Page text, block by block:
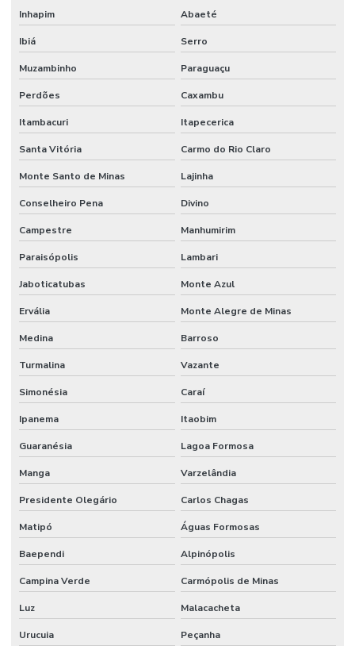
Inhapim Abaeté
Ibiá Serro
Muzambinho Paraguaçu
Perdões Caxambu
Itambacuri Itapecerica
Santa Vitória Carmo do Rio Claro
Monte Santo de Minas Lajinha
Conselheiro Pena Divino
Campestre Manhumirim
Paraisópolis Lambari
Jaboticatubas Monte Azul
Ervália Monte Alegre de Minas
Medina Barroso
Turmalina Vazante
Simonésia Caraí
Ipanema Itaobim
Guaranésia Lagoa Formosa
Manga Varzelândia
Presidente Olegário Carlos Chagas
Matipó Águas Formosas
Baependi Alpinópolis
Campina Verde Carmópolis de Minas
Luz Malacacheta
Urucuia Peçanha